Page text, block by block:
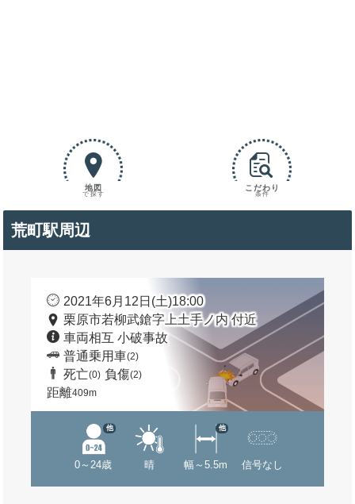
地図
で探す
こだわり
条件
荒町駅周辺
2021年6月12日(土)18:00
栗原市若柳武鎗字上土手ノ内 付近
車両相互 小破事故
普通乗用車(2)
死亡(0) 負傷(2)
距離409m
0～24歳
他
晴 幅～5.5m
他
信号なし